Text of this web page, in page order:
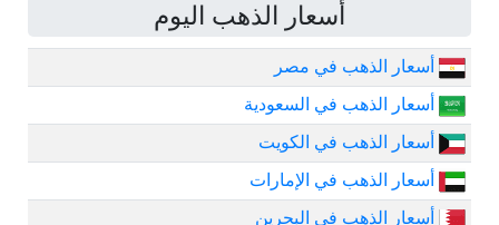
أسعار الذهب اليوم
أسعار الذهب في مصر
أسعار الذهب في السعودية
أسعار الذهب في الكويت
أسعار الذهب في الإمارات
أسعار الذهب في البحرين